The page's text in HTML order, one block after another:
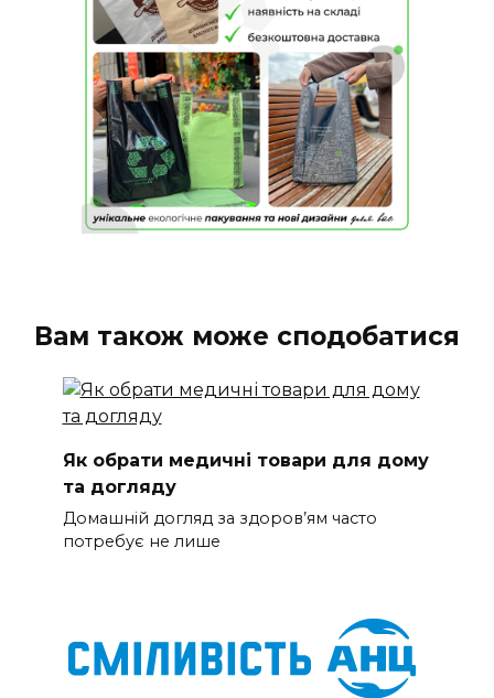
Вам також може сподобатися
Як обрати медичні товари для дому
та догляду
Домашній догляд за здоров’ям часто
потребує не лише